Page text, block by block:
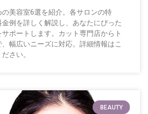
美容室6選を紹介。各サロンの特
例を詳しく解説し、あなたにぴった
サポートします。カット専門店からト
幅広いニーズに対応。詳細情報はこ
さい。
BEAUTY